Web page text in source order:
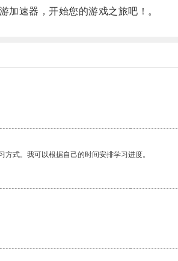
速器，开始您的游戏之旅吧！。
式。我可以根据自己的时间安排学习进度。